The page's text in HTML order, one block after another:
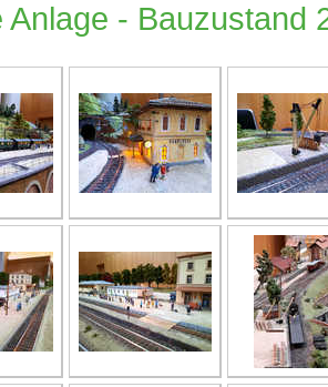
Anlage - Bauzustand